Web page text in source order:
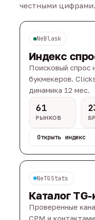
честными цифрами.
NeBlask
Индекс
Поисковый спрос
букмекеров.
динамика 12 мес.
61
РЫНКОВ
Открыть индекс
NeTGStats
Каталог
Проверенные
CPM и